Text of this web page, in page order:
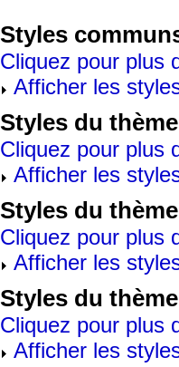
Styles
Cliquez pour plus
Afficher les
Styles du
Cliquez pour plus
Afficher les
Styles du
Cliquez pour plus
Afficher les
Styles du
Cliquez pour plus
Afficher les